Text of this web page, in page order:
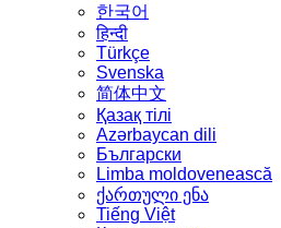
한국어
हिन्दी
Türkçe
Svenska
简体中文
Қазақ тілі
Azərbaycan dili
Български
Limba moldovenească
ქართული ენა
Tiếng Việt